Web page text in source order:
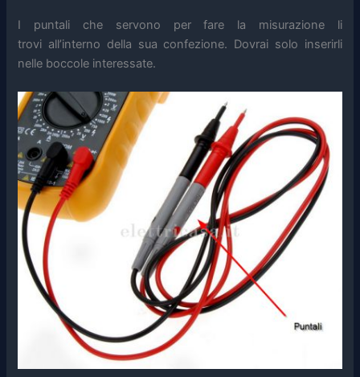
I puntali che servono per fare la misurazione li
trovi all’interno della sua confezione. Dovrai solo inserirli
nelle boccole interessate.